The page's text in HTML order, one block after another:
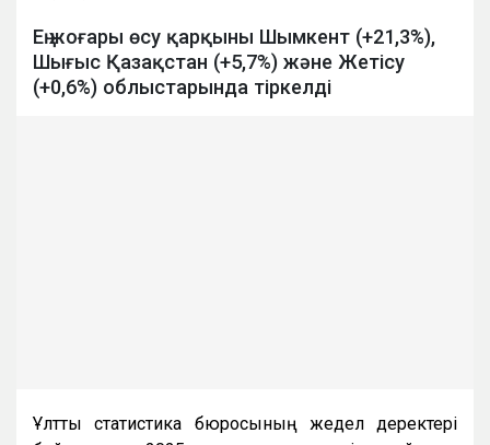
Ең жоғары өсу қарқыны Шымкент (+21,3%),
Шығыс Қазақстан (+5,7%) және Жетісу
(+0,6%) облыстарында тіркелді
Ұлттық статистика бюросының жедел деректері